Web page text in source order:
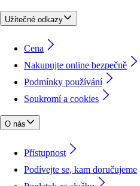
Užitečné odkazy
Cena
Nakupujte online bezpečně
Podmínky používání
Soukromí a cookies
O nás
Přístupnost
Podívejte se, kam doručujeme